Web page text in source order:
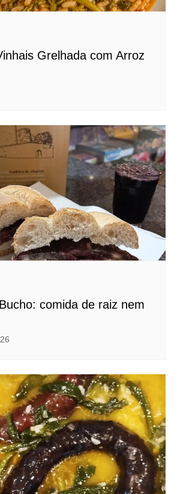
Grelhada com Arroz
comida de raiz nem